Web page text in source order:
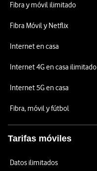
Fibra y móvil ilimitado
Fibra Móvil y Netflix
Internet en casa
Internet 4G en casa ilimitado
Internet 5G en casa
Fibra, móvil y fútbol
Tarifas móviles
Datos ilimitados